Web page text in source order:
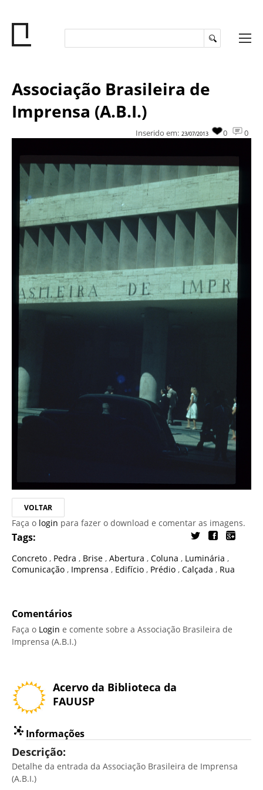
Associação Brasileira de
Imprensa (A.B.I.)
0
0
Inserido em: 23/07/2013
VOLTAR
Faça o login para fazer o download e comentar as imagens.
Tags:
Concreto , Pedra , Brise , Abertura , Coluna , Luminária ,
Comunicação , Imprensa , Edifício , Prédio , Calçada , Rua
Comentários
Faça o Login e comente sobre a Associação Brasileira de
Imprensa (A.B.I.)
Acervo da Biblioteca da
FAUUSP
Informações
Descrição:
Detalhe da entrada da Associação Brasileira de Imprensa
(A.B.I.)